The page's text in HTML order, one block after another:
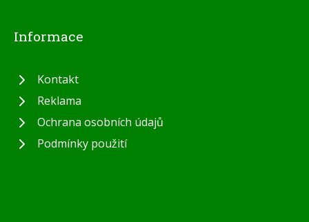
Informace
Kontakt
Reklama
Ochrana osobních údajů
Podmínky použití